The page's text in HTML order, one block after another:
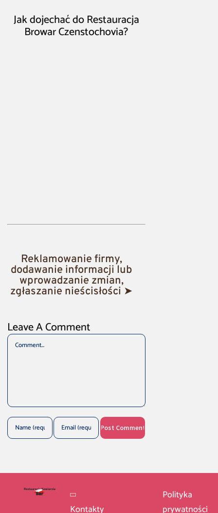
Jak dojechać do Restauracja
Browar Czenstochovia?
Reklamowanie firmy,
dodawanie informacji lub
wprowadzanie zmian,
zgłaszanie nieścisłości ➤
Leave A Comment
Comment
Kontakty
Polityka
prywatności